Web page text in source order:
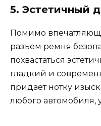
5. Эстетичный
Помимо
разъем ремня
похвастаться
гладкий и
придает нотку
любого автомобиля,